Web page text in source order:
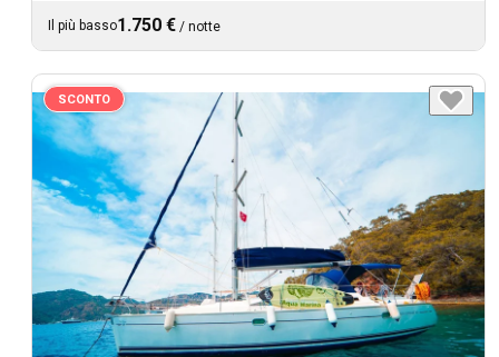
Il più basso1.750 € / notte
SCONTO